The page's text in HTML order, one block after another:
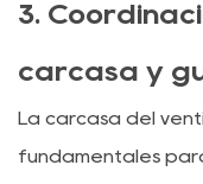
3.
carcasa y
La carcasa del
fundamentales